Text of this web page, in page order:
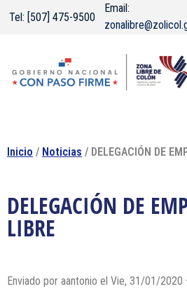
Tel: [507] 475-9500
Email:
Inicio / Noticias / DELEGACIÓN DE
DELEGACIÓN DE
LIBRE
Enviado por aantonio el Vie, 31/01/2020